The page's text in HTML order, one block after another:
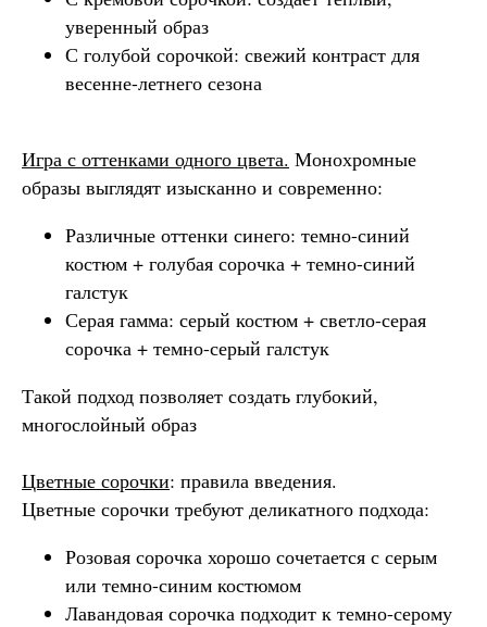
уверенный образ
С голубой сорочкой: свежий контраст для
весенне-летнего сезона
Игра с оттенками одного цвета. Монохромные
образы выглядят изысканно и современно:
Различные оттенки синего: темно-синий
костюм + голубая сорочка + темно-синий
галстук
Серая гамма: серый костюм + светло-серая
сорочка + темно-серый галстук
Такой подход позволяет создать глубокий,
многослойный образ
Цветные сорочки: правила введения.
Цветные сорочки требуют деликатного подхода:
Розовая сорочка хорошо сочетается с серым
или темно-синим костюмом
Лавандовая сорочка подходит к темно-серому